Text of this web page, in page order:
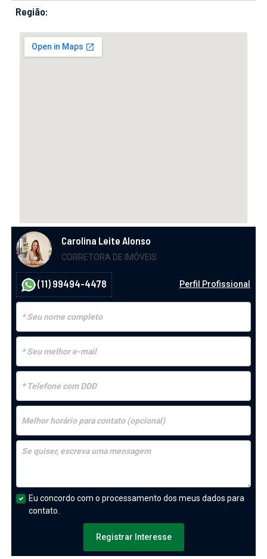
Região:
Carolina Leite Alonso
CORRETORA DE IMÓVEIS
(11) 99494-4478 Perfil Profissional
Eu concordo com o processamento dos meus dados para
contato.
Registrar Interesse